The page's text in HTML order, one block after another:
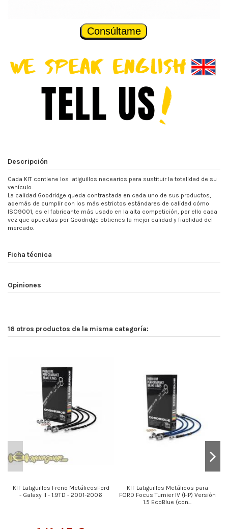
Consúltame
Descripción
Cada KIT contiene los latiguillos necearios para sustituir la totalidad de su
vehículo.
La calidad Goodridge queda contrastada en cada uno de sus productos,
además de cumplir con los más estrictos estándares de calidad cómo
ISO9001, es el fabricante más usado en la alta competición, por ello cada
vez que apuestas por Goodridge obtienes la mejor calidad y fiablidad del
mercado.
Ficha técnica
Opiniones
16 otros productos de la misma categoría:
KIT Latiguillos Freno MetálicosFord
- Galaxy II - 1.9TD - 2001-2006
KIT Latiguillos Metálicos para
FORD Focus Turnier IV (HP) Versión
1.5 EcoBlue (con...